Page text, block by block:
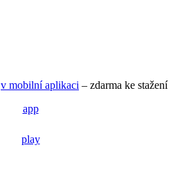
v mobilní aplikaci – zdarma ke stažení